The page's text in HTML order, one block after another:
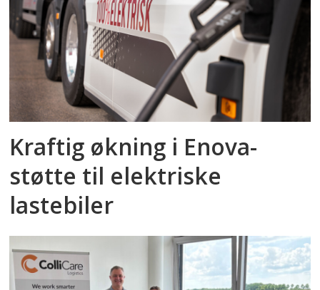
Kraftig økning i Enova-
støtte til elektriske
lastebiler